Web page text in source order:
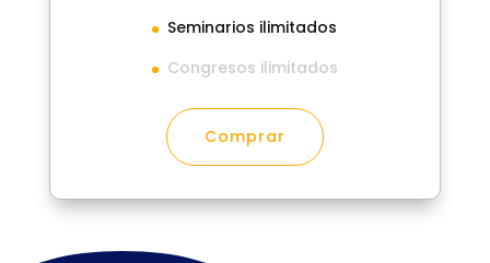
Seminarios ilimitados
Congresos ilimitados
Comprar